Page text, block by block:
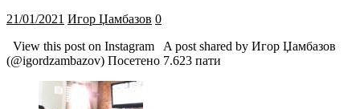
21/01/2021 Игор Џамбазов 0
View this post on Instagram A post shared by Игор Џамбазов
(@igordzambazov) Посетено 7.623 пати